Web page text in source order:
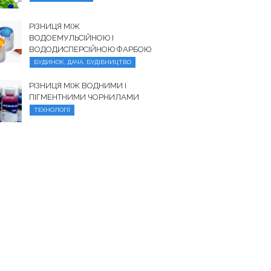
РІЗНИЦЯ МІЖ
ВОДОЕМУЛЬСІЙНОЮ І
ВОДОДИСПЕРСІЙНОЮ ФАРБОЮ
БУДИНОК, ДАЧА, БУДІВНИЦТВО
РІЗНИЦЯ МІЖ ВОДНИМИ І
ПІГМЕНТНИМИ ЧОРНИЛАМИ
ТЕХНОЛОГІЇ